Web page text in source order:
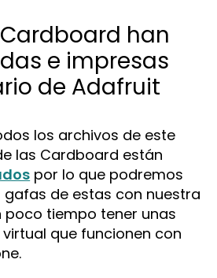
han
e impresas
de Adafruit
los archivos de este
las Cardboard están
por lo que podremos
de estas con nuestra
poco tiempo tener unas
que funcionen con